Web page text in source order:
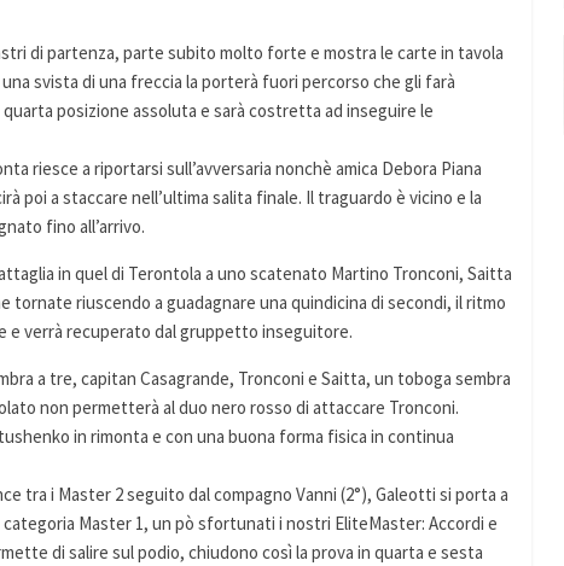
di partenza, parte subito molto forte e mostra le carte in tavola
svista di una freccia la porterà fuori percorso che gli farà
posizione assoluta e sarà costretta ad inseguire le
riesce a riportarsi sull’avversaria nonchè amica Debora Piana
poi a staccare nell’ultima salita finale. Il traguardo è vicino e la
fino all’arrivo.
in quel di Terontola a uno scatenato Martino Tronconi, Saitta
tornate riuscendo a guadagnare una quindicina di secondi, il ritmo
verrà recuperato dal gruppetto inseguitore.
a tre, capitan Casagrande, Tronconi e Saitta, un toboga sembra
non permetterà al duo nero rosso di attaccare Tronconi.
in rimonta e con una buona forma fisica in continua
tra i Master 2 seguito dal compagno Vanni (2°), Galeotti si porta a
Master 1, un pò sfortunati i nostri EliteMaster: Accordi e
di salire sul podio, chiudono così la prova in quarta e sesta